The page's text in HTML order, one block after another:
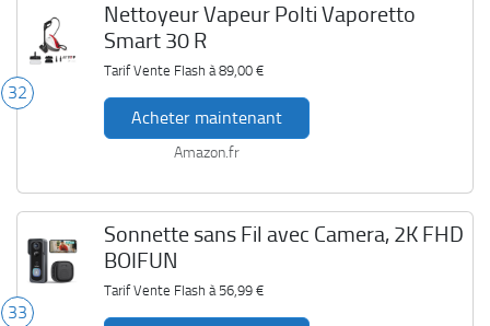
32
Nettoyeur Vapeur Polti Vaporetto
Smart 30 R
Tarif Vente Flash à89,00 €
Acheter maintenant
Amazon.fr
33
Sonnette sans Fil avec Camera, 2K FHD
BOIFUN
Tarif Vente Flash à 56,99 €